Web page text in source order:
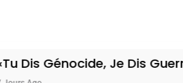
Je Dis Guerre»: La